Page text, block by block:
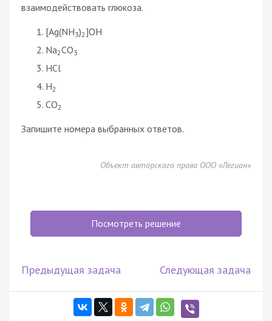
взаимодействовать глюкоза.
[Ag(NH3)2 ]OH
Na2CO3
HCl
H2
CO2
Запишите номера выбранных ответов.
Объект авторского права ООО «Легион»
Посмотреть решение
Предыдущая задача Следующая задача